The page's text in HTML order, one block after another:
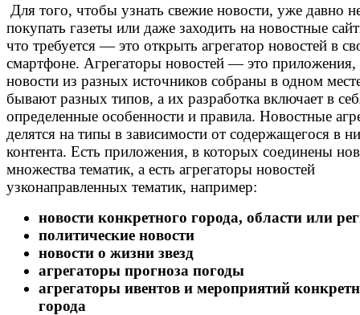
Для того, чтобы узнать свежие новости, уже давно
покупать газеты или даже заходить на новостные
что требуется — это открыть агрегатор новостей в
смартфоне. Агрегаторы новостей — это приложения,
новости из разных источников собраны в одном
бывают разных типов, а их разработка включает в
определенные особенности и правила. Новостные
делятся на типы в зависимости от содержащегося в
контента. Есть приложения, в которых соединены
множества тематик, а есть агрегаторы новостей
узконаправленных тематик, например:
новости конкретного города, области или
политические новости
новости о жизни звезд
агрегаторы прогноза погоды
агрегаторы ивентов и мероприятий
города